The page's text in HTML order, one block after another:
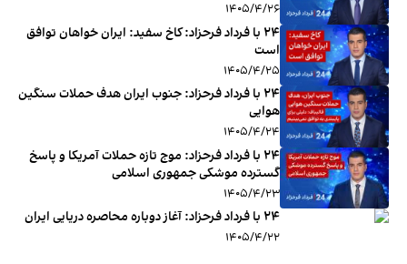
۱۴۰۵/۴/۲۶
‏‏‏ ۲۴ با فرداد فرحزاد: کاخ سفید: ایران خواهان توافق
است
۱۴۰۵/۴/۲۵
‏‏‏ ۲۴ با فرداد فرحزاد: جنوب ایران هدف حملات سنگین
هوایی
۱۴۰۵/۴/۲۴
‏‏‏ ۲۴ با فرداد فرحزاد: موج تازه حملات آمریکا و پاسخ
گسترده موشکی جمهوری اسلامی
۱۴۰۵/۴/۲۳
۲۴ با فرداد فرحزاد: آغاز دوباره محاصره دریایی ایران
۱۴۰۵/۴/۲۲